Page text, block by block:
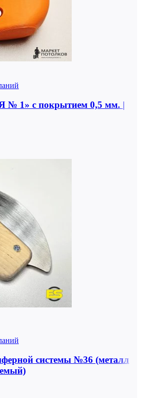
1» с покрытием 0,5 мм. |
системы №36 (металл